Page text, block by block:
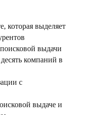
которая выделяет
выдачи
компаний в
с
выдаче и